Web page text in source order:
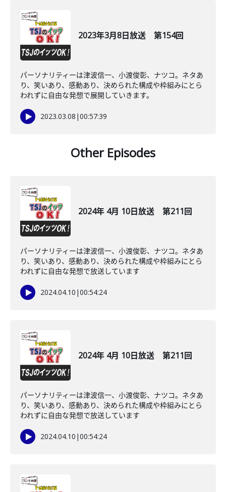
2023年3月8日放送 第154回
パーソナリティーは津波信一、小渡俊彰、ナツコ。ネタあ
り、笑いあり、感動あり、決められた構成や枠組みにとら
われずに自由な発想で展開していきます。
2023.03.08 |00:57:39
Other Episodes
2024年 4月 10日放送 第211回
パーソナリティーは津波信一、小渡俊彰、ナツコ。ネタあ
り、笑いあり、感動あり、決められた構成や枠組みにとら
われずに自由な発想で放送しています
2024.04.10 |00:54:24
2024年 4月 10日放送 第211回
パーソナリティーは津波信一、小渡俊彰、ナツコ。ネタあ
り、笑いあり、感動あり、決められた構成や枠組みにとら
われずに自由な発想で放送しています
2024.04.10 |00:54:24